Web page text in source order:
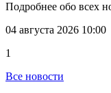
Подробнее обо всех
04 августа 2026 10:00
1
Все новости